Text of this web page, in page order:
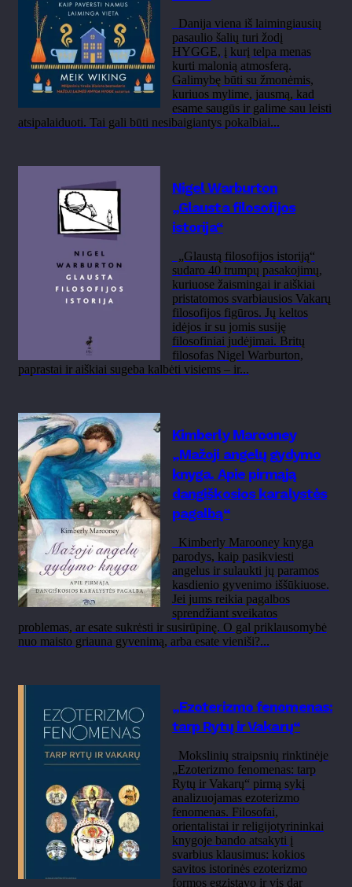
Danija viena iš laimingiausių
pasaulio šalių turi žodį
HYGGE, į kurį telpa menas
kurti malonią atmosferą.
Galimybę būti su žmonėmis,
kuriuos mylime, jausmą, kad
esame saugūs ir galime sau leisti
atsipalaiduoti. Tai gali būti nesibaigiantys pokalbiai...
Nigel Warburton
„Glausta filosofijos
istorija“
„Glaustą filosofijos istoriją“
sudaro 40 trumpų pasakojimų,
kuriuose žaismingai ir aiškiai
pristatomos svarbiausios Vakarų
filosofijos figūros. Jų keltos
idėjos ir su jomis susiję
filosofiniai judėjimai. Britų
filosofas Nigel Warburton,
paprastai ir aiškiai sugeba kalbėti visiems – ir...
Kimberly Marooney
„Mažoji angelų gydymo
knyga. Apie pirmąją
dangiškosios karalystės
pagalbą“
Kimberly Marooney knyga
parodys, kaip pasikviesti
angelus ir sulaukti jų paramos
kasdienio gyvenimo iššūkiuose.
Jei jums reikia pagalbos
sprendžiant sveikatos
problemas, ar esate sukrėsti ir susirūpinę. O gal priklausomybė
nuo maisto griauna gyvenimą, arba esate vieniši?...
„Ezoterizmo fenomenas:
tarp Rytų ir Vakarų“
Mokslinių straipsnių rinktinėje
„Ezoterizmo fenomenas: tarp
Rytų ir Vakarų“ pirmą sykį
analizuojamas ezoterizmo
fenomenas. Filosofai,
orientalistai ir religijotyrininkai
knygoje bando atsakyti į
svarbius klausimus: kokios
savitos istorinės ezoterizmo
formos egzistavo ir vis dar